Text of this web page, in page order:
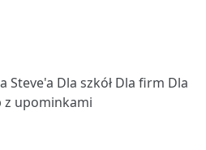
Steve'a Dla szkół Dla firm Dla
z upominkami